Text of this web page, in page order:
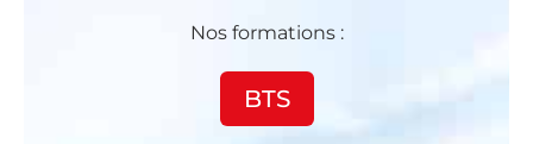
Nos formations :
BTS